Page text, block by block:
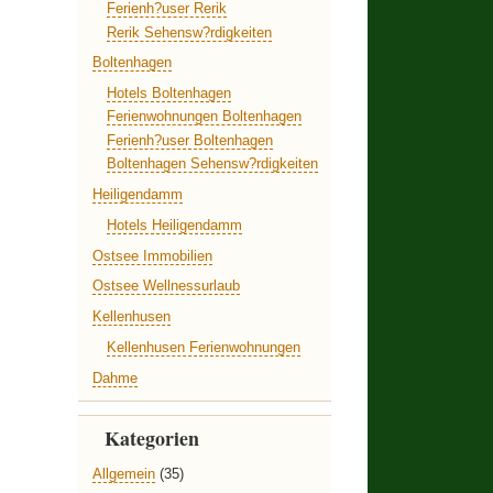
Ferienh?user Rerik
Rerik Sehensw?rdigkeiten
Boltenhagen
Hotels Boltenhagen
Ferienwohnungen Boltenhagen
Ferienh?user Boltenhagen
Boltenhagen Sehensw?rdigkeiten
Heiligendamm
Hotels Heiligendamm
Ostsee Immobilien
Ostsee Wellnessurlaub
Kellenhusen
Kellenhusen Ferienwohnungen
Dahme
Kategorien
Allgemein(35)